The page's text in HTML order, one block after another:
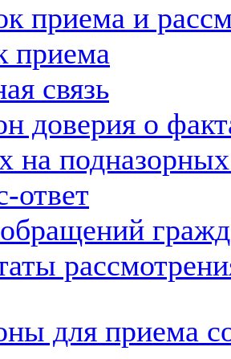
приема и
приема
связь
доверия о
на
ответ
для приема